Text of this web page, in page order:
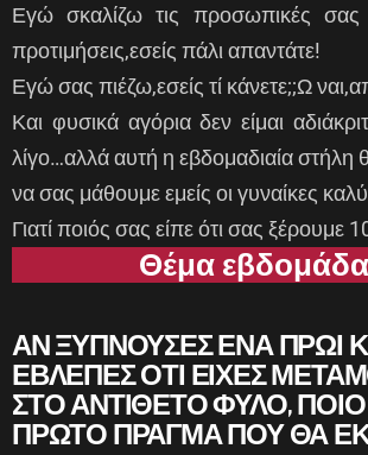
Εγώ σκαλίζω τις προσωπικές σας
προτιμήσεις,εσείς πάλι απαντάτε!
Εγώ σας πιέζω,εσείς τί κάνετε;;Ω
Και φυσικά αγόρια δεν είμαι
λίγο…αλλά αυτή η εβδομαδιαία στήλη
να σας μάθουμε εμείς οι γυναίκες
Γιατί ποιός σας είπε ότι σας ξέρουμε
Θέμα
ΑΝ ΞΥΠΝΟΥΣΕΣ ΕΝΑ ΠΡΩΙ
ΕΒΛΕΠΕΣ ΟΤΙ ΕΙΧΕΣ
ΣΤΟ ΑΝΤΙΘΕΤΟ ΦΥΛΟ, ΠΟΙΟ
ΠΡΩΤΟ ΠΡΑΓΜΑ ΠΟΥ ΘΑ